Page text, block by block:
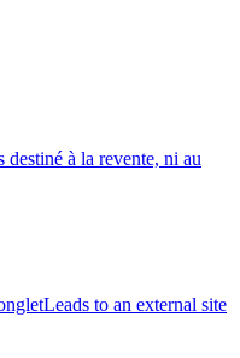
destiné à la revente, ni au
Leads to an external site